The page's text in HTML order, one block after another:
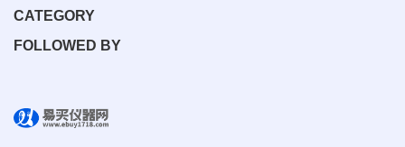
CATEGORY
FOLLOWED BY